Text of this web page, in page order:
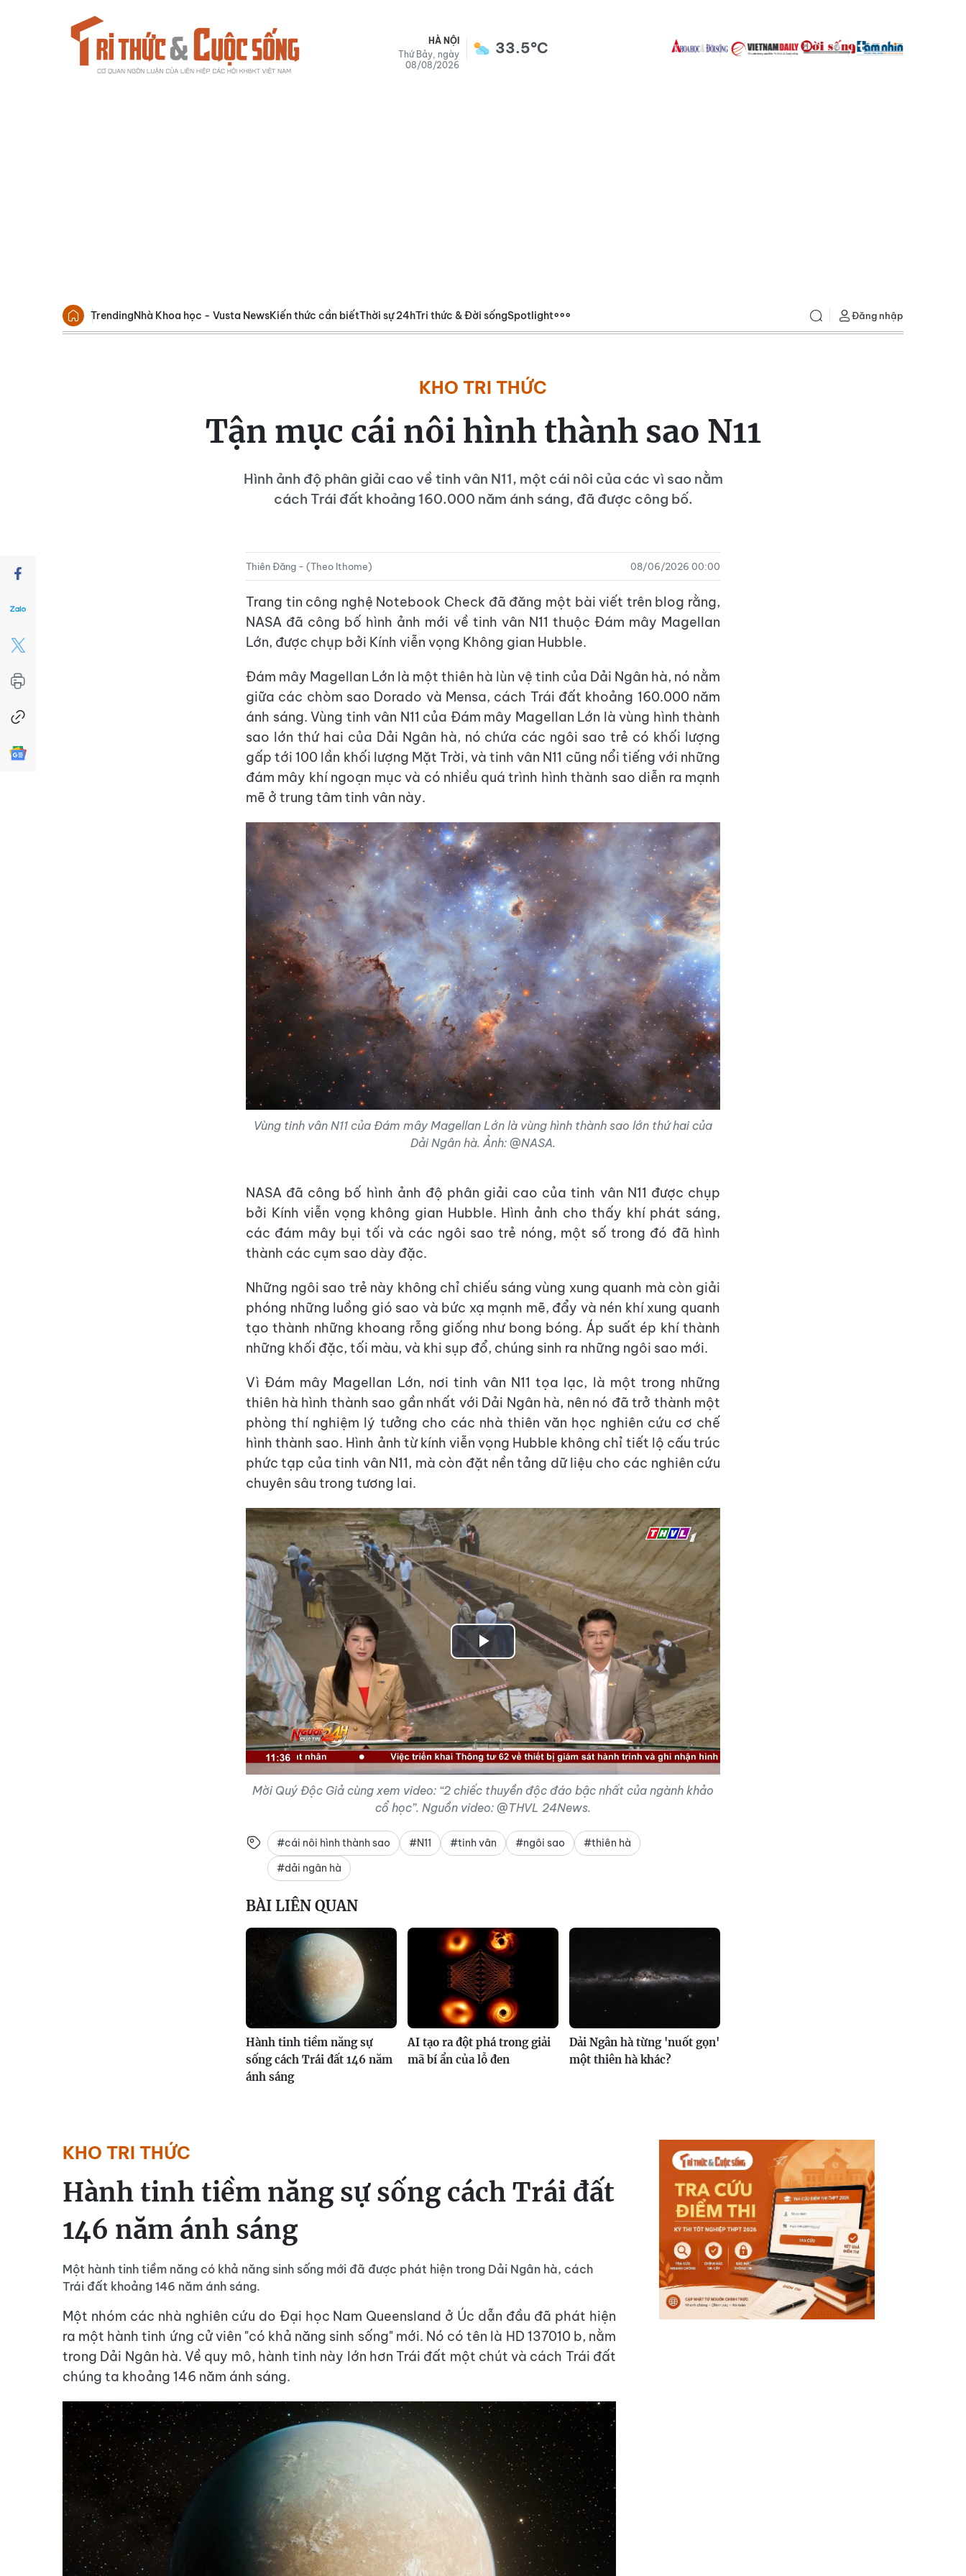
HÀ NỘI
Thứ Bảy, ngày
08/08/2026
33.5°C
TrendingNhà Khoa học - Vusta NewsKiến thức cần biếtThời sự 24hTri thức & Đời sốngSpotlight Đăng nhập
KHO TRI THỨC
Tận mục cái nôi hình thành sao N11
Hình ảnh độ phân giải cao về tinh vân N11, một cái nôi của các vì sao nằm
cách Trái đất khoảng 160.000 năm ánh sáng, đã được công bố.
Thiên Đăng - (Theo Ithome) 08/06/2026 00:00
Trang tin công nghệ Notebook Check đã đăng một bài viết trên blog rằng,
NASA đã công bố hình ảnh mới về tinh vân N11 thuộc Đám mây Magellan
Lớn, được chụp bởi Kính viễn vọng Không gian Hubble.
Đám mây Magellan Lớn là một thiên hà lùn vệ tinh của Dải Ngân hà, nó nằm
giữa các chòm sao Dorado và Mensa, cách Trái đất khoảng 160.000 năm
ánh sáng. Vùng tinh vân N11 của Đám mây Magellan Lớn là vùng hình thành
sao lớn thứ hai của Dải Ngân hà, nó chứa các ngôi sao trẻ có khối lượng
gấp tới 100 lần khối lượng Mặt Trời, và tinh vân N11 cũng nổi tiếng với những
đám mây khí ngoạn mục và có nhiều quá trình hình thành sao diễn ra mạnh
mẽ ở trung tâm tinh vân này.
Vùng tinh vân N11 của Đám mây Magellan Lớn là vùng hình thành sao lớn thứ hai của
Dải Ngân hà. Ảnh: @NASA.
NASA đã công bố hình ảnh độ phân giải cao của tinh vân N11 được chụp
bởi Kính viễn vọng không gian Hubble. Hình ảnh cho thấy khí phát sáng,
các đám mây bụi tối và các ngôi sao trẻ nóng, một số trong đó đã hình
thành các cụm sao dày đặc.
Những ngôi sao trẻ này không chỉ chiếu sáng vùng xung quanh mà còn giải
phóng những luồng gió sao và bức xạ mạnh mẽ, đẩy và nén khí xung quanh
tạo thành những khoang rỗng giống như bong bóng. Áp suất ép khí thành
những khối đặc, tối màu, và khi sụp đổ, chúng sinh ra những ngôi sao mới.
Vì Đám mây Magellan Lớn, nơi tinh vân N11 tọa lạc, là một trong những
thiên hà hình thành sao gần nhất với Dải Ngân hà, nên nó đã trở thành một
phòng thí nghiệm lý tưởng cho các nhà thiên văn học nghiên cứu cơ chế
hình thành sao. Hình ảnh từ kính viễn vọng Hubble không chỉ tiết lộ cấu trúc
phức tạp của tinh vân N11, mà còn đặt nền tảng dữ liệu cho các nghiên cứu
chuyên sâu trong tương lai.
Play
Video
Mời Quý Độc Giả cùng xem video: “2 chiếc thuyền độc đáo bậc nhất của ngành khảo
cổ học”. Nguồn video: @THVL 24News.
#cái nôi hình thành sao #N11 #tinh vân #ngôi sao
#thiên hà
#dải ngân hà
BÀI LIÊN QUAN
Hành tinh tiềm năng sự
sống cách Trái đất 146 năm
ánh sáng
AI tạo ra đột phá trong giải
mã bí ẩn của lỗ đen
Dải Ngân hà từng 'nuốt gọn'
một thiên hà khác?
KHO TRI THỨC
Hành tinh tiềm năng sự sống cách Trái đất
146 năm ánh sáng
Một hành tinh tiềm năng có khả năng sinh sống mới đã được phát hiện trong Dải Ngân hà, cách
Trái đất khoảng 146 năm ánh sáng.
Một nhóm các nhà nghiên cứu do Đại học Nam Queensland ở Úc dẫn đầu đã phát hiện
ra một hành tinh ứng cử viên "có khả năng sinh sống" mới. Nó có tên là HD 137010 b, nằm
trong Dải Ngân hà. Về quy mô, hành tinh này lớn hơn Trái đất một chút và cách Trái đất
chúng ta khoảng 146 năm ánh sáng.